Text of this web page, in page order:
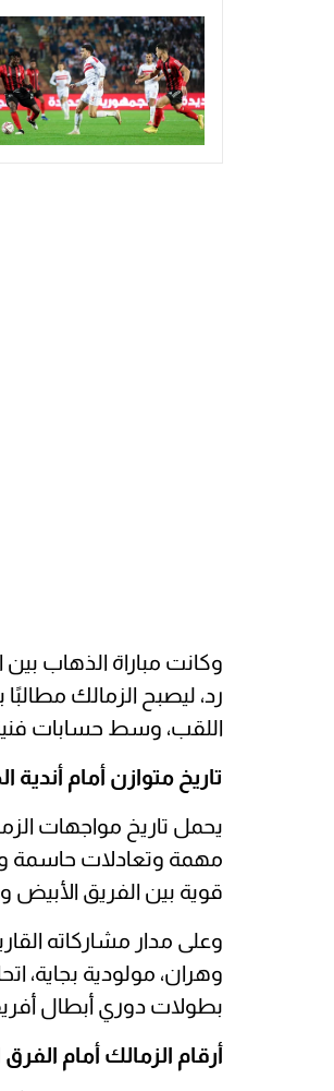
وكانت مباراة الذهاب
رد، ليصبح الزمالك
اللقب، وسط حسابات
تاريخ متوازن أمام أندية
يحمل تاريخ مواجهات
مهمة وتعادلات حاسمة
قوية بين الفريق الأبيض
وعلى مدار مشاركاته
وهران، مولودية بجاية،
بطولات دوري أبطال
أرقام الزمالك أمام الفرق